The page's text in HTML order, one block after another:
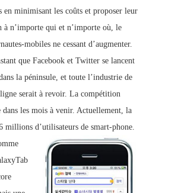
en minimisant les coûts et proposer leur
à n’importe qui et n’importe où, le
mobiles ne cessant d’augmenter.
que Facebook et Twitter se lancent
la péninsule, et toute l’industrie de
serait à revoir. La compétition
dans les mois à venir. Actuellement, la
millions d’utilisateurs de smart-phone.
me